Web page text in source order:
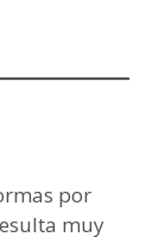
por
muy